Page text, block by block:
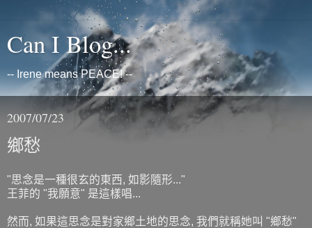
Can I Blog...
-- Irene means PEACE! --
2007/07/23
鄉愁
"思念是一種很玄的東西, 如影隨形..."
王菲的 "我願意" 是這樣唱...
然而, 如果這思念是對家鄉土地的思念, 我們就稱她叫 "鄉愁"